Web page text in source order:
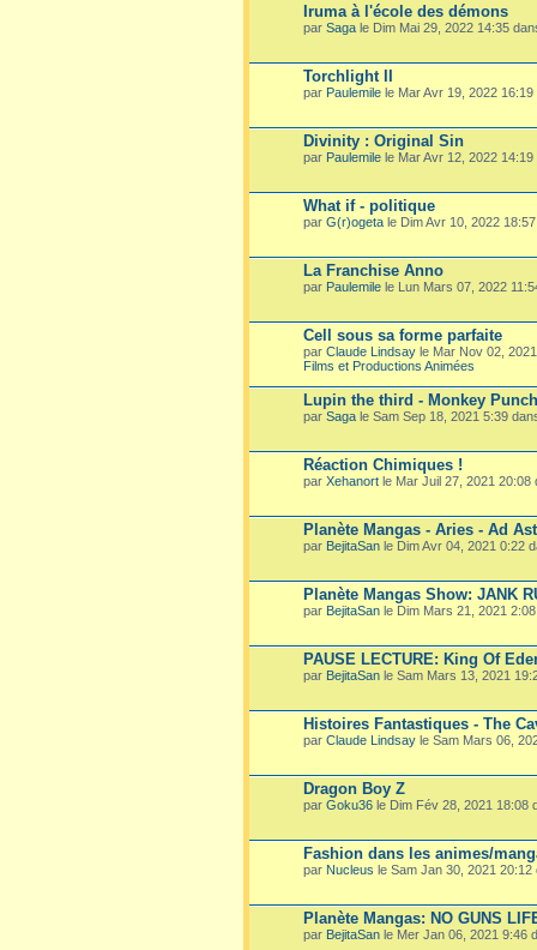
Iruma à l'école des démons
par Saga le Dim Mai 29, 2022 14:35
Torchlight II
par Paulemile le Mar Avr 19, 2022
Divinity : Original Sin
par Paulemile le Mar Avr 12, 2022
What if - politique
par G(r)ogeta le Dim Avr 10, 2022
La Franchise Anno
par Paulemile le Lun Mars 07, 2022
Cell sous sa forme parfaite
par Claude Lindsay le Mar Nov 02,
Films et Productions Animées
Lupin the third - Monkey Punch
par Saga le Sam Sep 18, 2021 5:39
Réaction Chimiques !
par Xehanort le Mar Juil 27, 2021
Planète Mangas - Aries - Ad
par BejitaSan le Dim Avr 04, 2021 0:22
Planète Mangas Show: JANK
par BejitaSan le Dim Mars 21, 2021
PAUSE LECTURE: King Of
par BejitaSan le Sam Mars 13, 2021
Histoires Fantastiques - The
par Claude Lindsay le Sam Mars 06,
Dragon Boy Z
par Goku36 le Dim Fév 28, 2021 18:08
Fashion dans les animes/
par Nucleus le Sam Jan 30, 2021
Planète Mangas: NO GUNS
par BejitaSan le Mer Jan 06, 2021 9:46